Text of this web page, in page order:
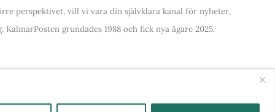
perspektivet, vill vi vara din självklara kanal för nyheter,
KalmarPosten grundades 1988 och fick nya ägare 2025.
Kategorier & Ämnen här